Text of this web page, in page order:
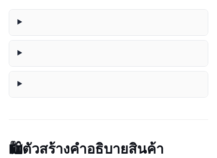
🛍️ ตัวสร้างคำอธิบายสินค้า